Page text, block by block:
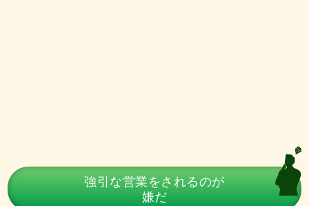
強引な営業をされるのが
嫌だ